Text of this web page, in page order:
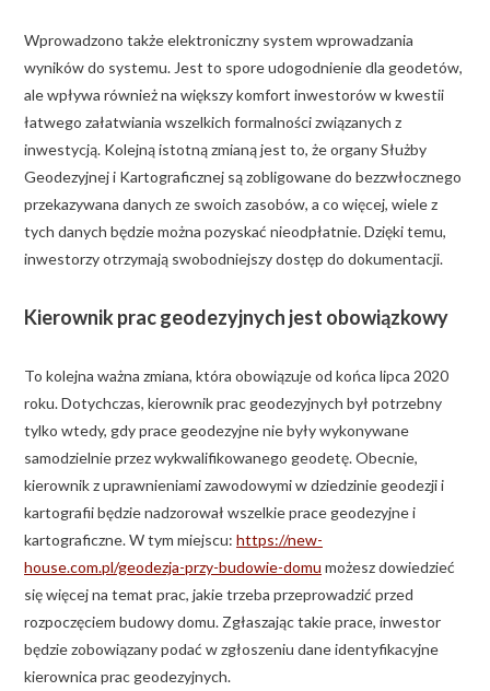
Wprowadzono także elektroniczny system wprowadzania
wyników do systemu. Jest to spore udogodnienie dla geodetów,
ale wpływa również na większy komfort inwestorów w kwestii
łatwego załatwiania wszelkich formalności związanych z
inwestycją. Kolejną istotną zmianą jest to, że organy Służby
Geodezyjnej i Kartograficznej są zobligowane do bezzwłocznego
przekazywana danych ze swoich zasobów, a co więcej, wiele z
tych danych będzie można pozyskać nieodpłatnie. Dzięki temu,
inwestorzy otrzymają swobodniejszy dostęp do dokumentacji.
Kierownik prac geodezyjnych jest obowiązkowy
To kolejna ważna zmiana, która obowiązuje od końca lipca 2020
roku. Dotychczas, kierownik prac geodezyjnych był potrzebny
tylko wtedy, gdy prace geodezyjne nie były wykonywane
samodzielnie przez wykwalifikowanego geodetę. Obecnie,
kierownik z uprawnieniami zawodowymi w dziedzinie geodezji i
kartografii będzie nadzorował wszelkie prace geodezyjne i
kartograficzne. W tym miejscu: https://new-
house.com.pl/geodezja-przy-budowie-domu możesz dowiedzieć
się więcej na temat prac, jakie trzeba przeprowadzić przed
rozpoczęciem budowy domu. Zgłaszając takie prace, inwestor
będzie zobowiązany podać w zgłoszeniu dane identyfikacyjne
kierownica prac geodezyjnych.